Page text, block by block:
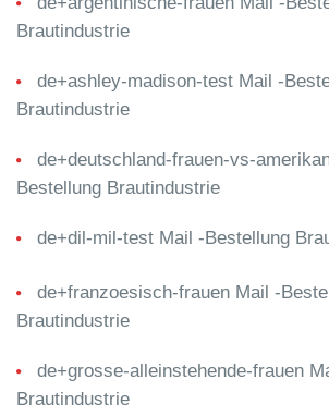
Brautindustrie
de+ashley-madison-test Mail -
Brautindustrie
de+deutschland-frauen-vs-
Bestellung Brautindustrie
de+dil-mil-test Mail -Bestellung
de+franzoesisch-frauen Mail -
Brautindustrie
de+grosse-alleinstehende-frauen
Brautindustrie